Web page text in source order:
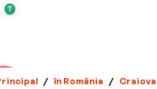
/ în România / Craiova